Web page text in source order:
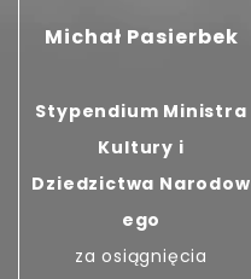
Michał Pasierbek
Stypendium Ministra
Kultury i
Dziedzictwa Narodow
ego
za osiągnięcia